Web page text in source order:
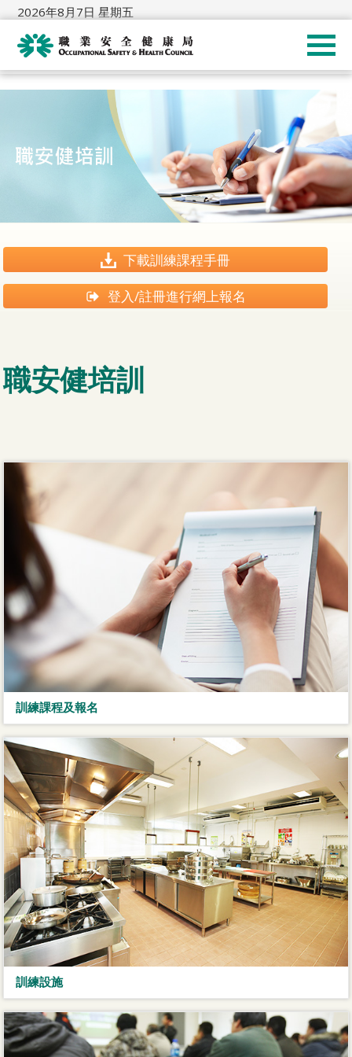
2026年8月7日 星期五
下載訓練課程手冊
登入/註冊進行網上報名
職安健培訓
訓練課程及報名
訓練設施